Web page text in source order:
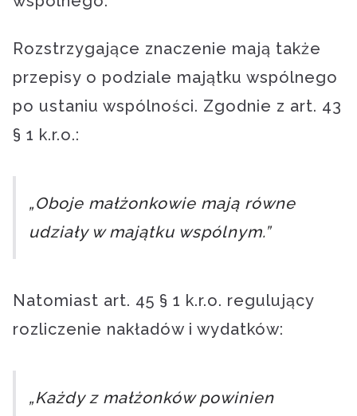
Rozstrzygające znaczenie mają także
przepisy o podziale majątku wspólnego
po ustaniu wspólności. Zgodnie z art. 43
§ 1 k.r.o.:
„Oboje małżonkowie mają równe
udziały w majątku wspólnym.”
Natomiast art. 45 § 1 k.r.o. regulujący
rozliczenie nakładów i wydatków:
„Każdy z małżonków powinien